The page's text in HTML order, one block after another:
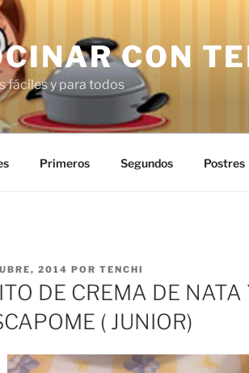
CON
fáciles y para todos
Primeros Segundos Postres
2014 POR TENCHI
DE CREMA DE NATA
( JUNIOR)